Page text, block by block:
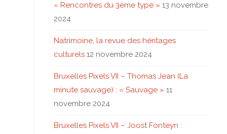
« Rencontres du 3ème type » 13 novembre
2024
Natrimoine, la revue des héritages
culturels 12 novembre 2024
Bruxelles Pixels VII – Thomas Jean (La
minute sauvage) : « Sauvage » 11
novembre 2024
Bruxelles Pixels VII – Joost Fonteyn :